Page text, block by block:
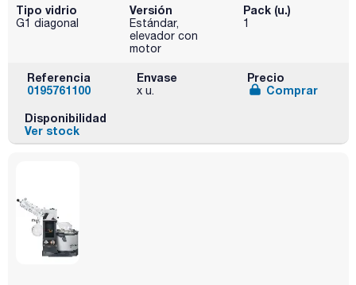
Tipo vidrio
G1 diagonal
Versión
Estándar,
elevador con
motor
Pack (u.)
1
Referencia
0195761100
Envase
x u.
Precio
Comprar
Disponibilidad
Ver stock